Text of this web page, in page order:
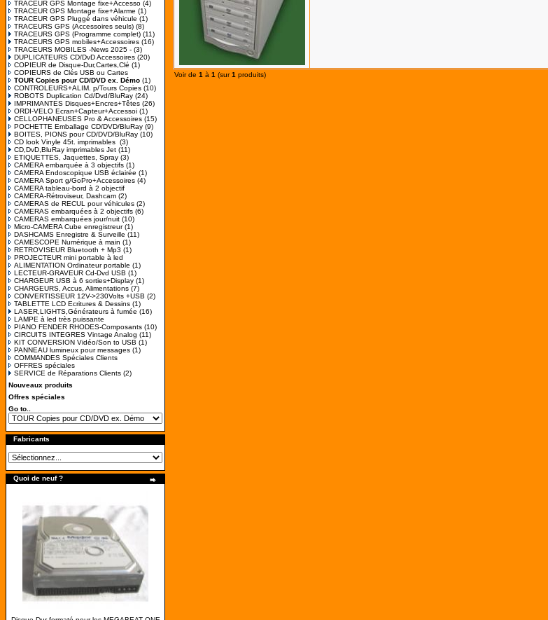
TRACEUR GPS Montage fixe+Accesso (4)
TRACEUR GPS Montage fixe+Alarme (1)
TRACEUR GPS Pluggé dans véhicule (1)
TRACEURS GPS (Accessoires seuls) (8)
TRACEURS GPS (Programme complet) (11)
TRACEURS GPS mobiles+Accessoires (16)
TRACEURS MOBILES -News 2025 - (3)
DUPLICATEURS CD/DvD Accessoires (20)
COPIEUR de Disque-Dur,Cartes,Clé (1)
COPIEURS de Clés USB ou Cartes
TOUR Copies pour CD/DVD ex. Démo (1)
CONTROLEURS+ALIM. p/Tours Copies (10)
ROBOTS Duplication Cd/Dvd/BluRay (24)
IMPRIMANTES Disques+Encres+Têtes (26)
ORDI-VELO Ecran+Capteur+Accessoi (1)
CELLOPHANEUSES Pro & Accessoires (15)
POCHETTE Emballage CD/DVD/BluRay (9)
BOITES, PIONS pour CD/DVD/BluRay (10)
CD look Vinyle 45t. imprimables (3)
CD,DvD,BluRay imprimables Jet (11)
ETIQUETTES, Jaquettes, Spray (3)
CAMERA embarquée à 3 objectifs (1)
CAMERA Endoscopique USB éclairée (1)
CAMERA Sport g/GoPro+Accessoires (4)
CAMERA tableau-bord à 2 objectif
CAMERA-Rétroviseur, Dashcam (2)
CAMERAS de RECUL pour véhicules (2)
CAMERAS embarquées à 2 objectifs (6)
CAMERAS embarquées jour/nuit (10)
Micro-CAMERA Cube enregistreur(1)
DASHCAMS Enregistre & Surveille (11)
CAMESCOPE Numérique à main (1)
RETROVISEUR Bluetooth + Mp3 (1)
PROJECTEUR mini portable à led
ALIMENTATION Ordinateur portable (1)
LECTEUR-GRAVEUR Cd-Dvd USB (1)
CHARGEUR USB à 6 sorties+Display (1)
CHARGEURS, Accus, Alimentations (7)
CONVERTISSEUR 12V->230Volts +USB (2)
TABLETTE LCD Ecritures & Dessins (1)
LASER,LIGHTS,Générateurs à fumée (16)
LAMPE à led très puissante
PIANO FENDER RHODES-Composants (10)
CIRCUITS INTEGRES Vintage Analog (11)
KIT CONVERSION Vidéo/Son to USB (1)
PANNEAU lumineux pour messages (1)
COMMANDES Spéciales Clients
OFFRES spéciales
SERVICE de Réparations Clients (2)
Nouveaux produits
Offres spéciales
Go to..
Fabricants
Quoi de neuf ?
Voir de 1 à 1 (sur1 produits)